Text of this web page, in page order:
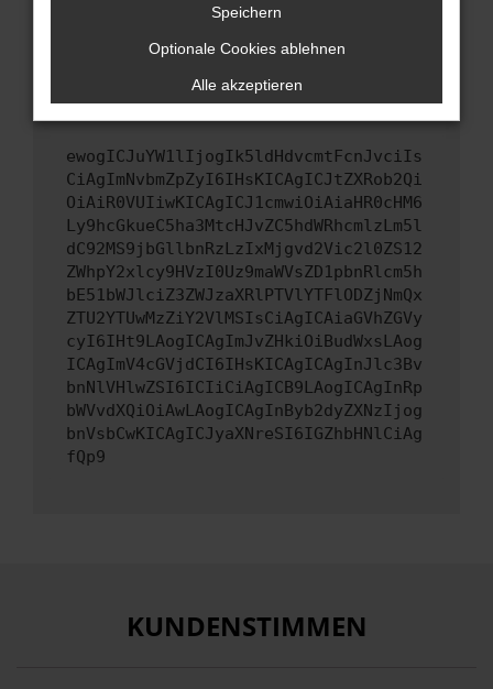
Wenn du alle oben genannten Schritte versucht
versuchen, das Problem zu beheben. Du kannst
uns diesen Text schicken, um uns bei der
Fehlersuche zu unterstützen:
ewogICJuYW1lIjogIk5ldHdvcmtFcnJvciIs
CiAgImNvbmZpZyI6IHsKICAgICJtZXRob2Qi
OiAiR0VUIiwKICAgICJ1cmwiOiAiaHR0cHM6
Ly9hcGkueC5ha3MtcHJvZC5hdWRhcmlzLm5l
dC92MS9jbGllbnRzLzIxMjgvd2Vic2l0ZS12
ZWhpY2xlcy9HVzI0Uz9maWVsZD1pbnRlcm5h
bE51bWJlciZ3ZWJzaXRlPTVlYTFlODZjNmQx
ZTU2YTUwMzZiY2VlMSIsCiAgICAiaGVhZGVy
cyI6IHt9LAogICAgImJvZHkiOiBudWxsLAog
ICAgImV4cGVjdCI6IHsKICAgICAgInJlc3Bv
bnNlVHlwZSI6ICIiCiAgICB9LAogICAgInRp
bWVvdXQiOiAwLAogICAgInByb2dyZXNzIjog
bnVsbCwKICAgICJyaXNreSI6IGZhbHNlCiAg
fQp9
KUNDENSTIMMEN
Speichern
Optionale Cookies ablehnen
Alle akzeptieren